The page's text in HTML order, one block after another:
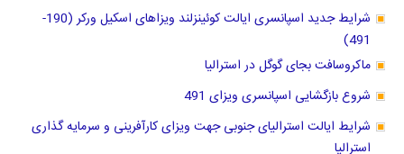
شرایط جدید اسپانسری ایالت کوئینزلند ویزاهای اسکیل ورکر (190-
491)
ماکروسافت بجای گوگل در استرالیا
شروع بازگشایی اسپانسری ویزای 491
شرایط ایالت استرالیای جنوبی جهت ویزای کارآفرینی و سرمایه گذاری
استرالیا